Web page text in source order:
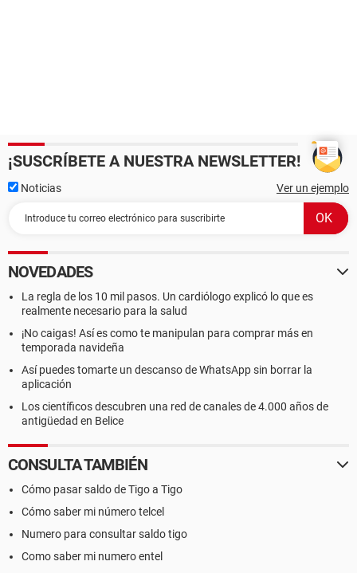
¡SUSCRÍBETE A NUESTRA NEWSLETTER!
Noticias Ver un ejemplo
NOVEDADES
La regla de los 10 mil pasos. Un cardiólogo explicó lo que es
realmente necesario para la salud
¡No caigas! Así es como te manipulan para comprar más en
temporada navideña
Así puedes tomarte un descanso de WhatsApp sin borrar la
aplicación
Los científicos descubren una red de canales de 4.000 años de
antigüedad en Belice
CONSULTA TAMBIÉN
Cómo pasar saldo de Tigo a Tigo
Cómo saber mi número telcel
Numero para consultar saldo tigo
Como saber mi numero entel